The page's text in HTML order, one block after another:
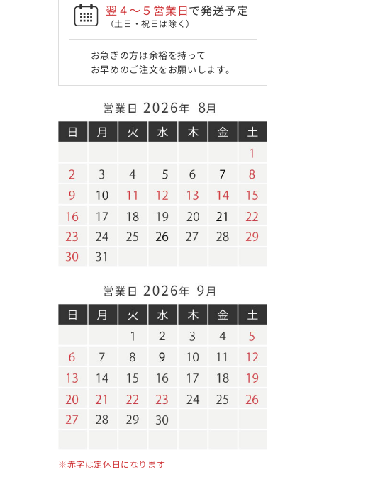
翌４〜５営業日で発送予定
（土日・祝日は除く）
お急ぎの方は余裕を持って
お早めのご注文をお願いします。
※赤字は定休日になります